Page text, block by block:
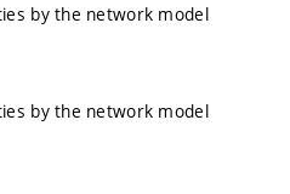
by the network model
by the network model